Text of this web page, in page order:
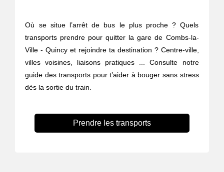
Où se situe l’arrêt de bus le plus proche ? Quels
transports prendre pour quitter la gare de Combs-la-
Ville - Quincy et rejoindre ta destination ? Centre-ville,
villes voisines, liaisons pratiques ... Consulte notre
guide des transports pour t’aider à bouger sans stress
dès la sortie du train.
Prendre les transports